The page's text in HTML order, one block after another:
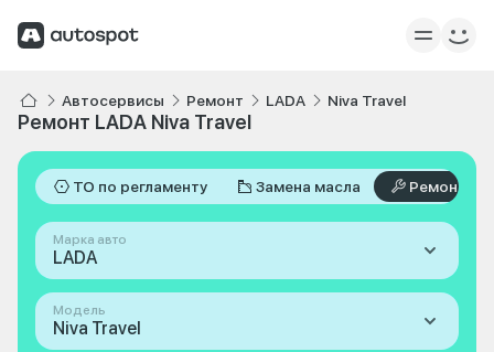
Автосервисы Ремонт LADA Niva Travel
Ремонт LADA Niva Travel
ТО по регламенту Замена масла Ремонт
Марка авто
LADA
Модель
Niva Travel